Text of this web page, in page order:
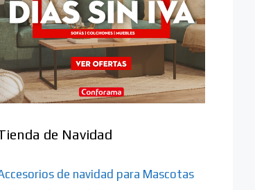
de Navidad
de navidad para Mascotas